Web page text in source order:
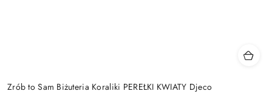
Zrób to Sam Biżuteria Koraliki PEREŁKI KWIATY Djeco